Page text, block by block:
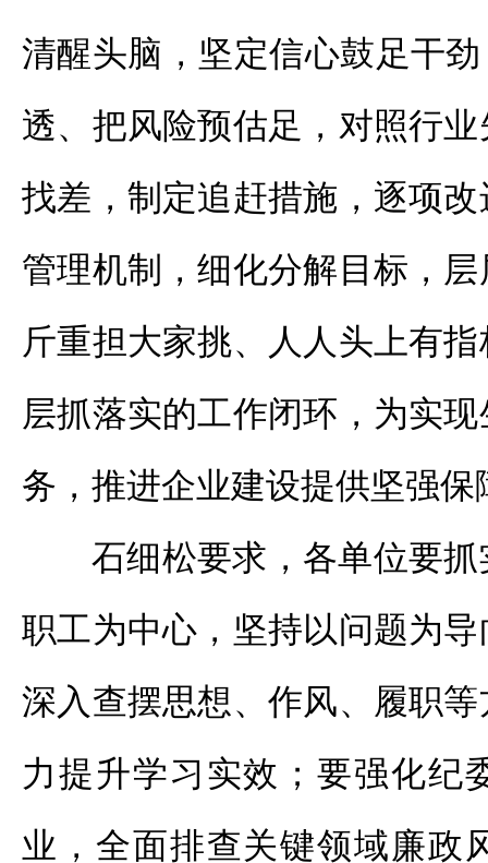
清醒头脑，坚定信心鼓足干
透、把风险预估足，对照行
找差，制定追赶措施，逐项
管理机制，细化分解目标，
斤重担大家挑、人人头上有
层抓落实的工作闭环，为实
务，推进企业建设提供坚强保
石细松要求，各单位要
职工为中心，坚持以问题为
深入查摆思想、作风、履职
力提升学习实效；要强化纪
业，全面排查关键领域廉政